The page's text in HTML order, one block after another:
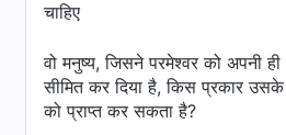
चाहिए
वो मनुष्य, जिसने परमेश्वर को अपनी
सीमित कर दिया है, किस प्रकार
को प्राप्त कर सकता है?